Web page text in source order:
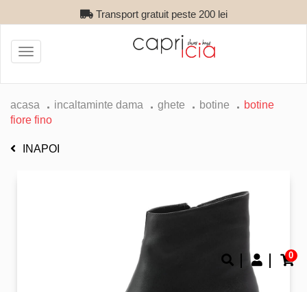
Transport gratuit peste 200 lei
0
Toggle
navigation
acasa incaltaminte dama ghete botine
botine
fiore fino
INAPOI